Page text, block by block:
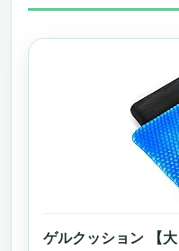
ゲルクッション 【